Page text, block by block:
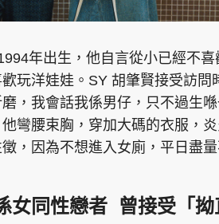
年出生，他自言從小已經不
玩洋娃娃。SY 胡肇賢接受訪
，我會話我係男仔，只不過生
彎腰束胸，穿加大碼的衣服，
，因為不想進入女廁，平日盡
女同性戀者 曾接受「拗